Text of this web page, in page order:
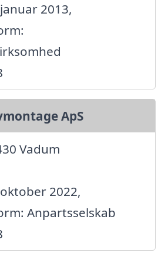
2013,
ApS
Vadum
2022,
Anpartsselskab